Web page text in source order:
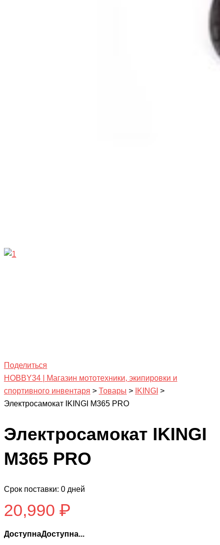
Поделиться
HOBBY34 | Магазин мототехники, экипировки и
спортивного инвентаря > Товары > IKINGI >
Электросамокат IKINGI M365 PRO
Электросамокат IKINGI
M365 PRO
Срок поставки: 0 дней
20,990 ₽
ДоступнаДоступна...